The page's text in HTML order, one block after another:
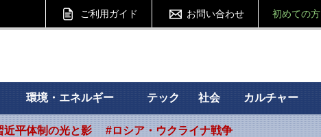
ご利用ガイド お問い合わせ 初めての方
ト
環境・エネルギー テック 社会 カルチャー
近平体制の光と影 #ロシア・ウクライナ戦争